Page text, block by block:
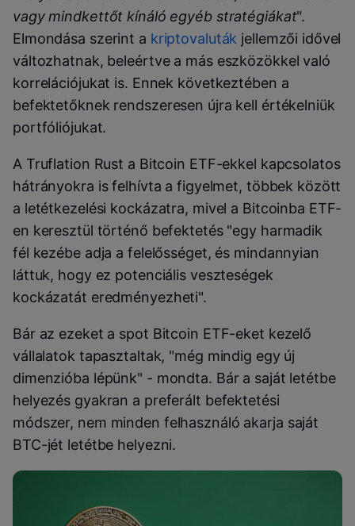
vagy mindkettőt kínáló egyéb stratégiákat".
Elmondása szerint a kriptovaluták jellemzői idővel
változhatnak, beleértve a más eszközökkel való
korrelációjukat is. Ennek következtében a
befektetőknek rendszeresen újra kell értékelniük
portfóliójukat.
A Truflation Rust a Bitcoin ETF-ekkel kapcsolatos
hátrányokra is felhívta a figyelmet, többek között
a letétkezelési kockázatra, mivel a Bitcoinba ETF-
en keresztül történő befektetés "egy harmadik
fél kezébe adja a felelősséget, és mindannyian
láttuk, hogy ez potenciális veszteségek
kockázatát eredményezheti".
Bár az ezeket a spot Bitcoin ETF-eket kezelő
vállalatok tapasztaltak, "még mindig egy új
dimenzióba lépünk" - mondta. Bár a saját letétbe
helyezés gyakran a preferált befektetési
módszer, nem minden felhasználó akarja saját
BTC-jét letétbe helyezni.